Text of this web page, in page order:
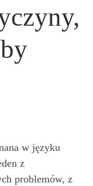
w języku
z
problemów, z